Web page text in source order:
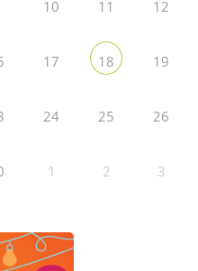
10 11 12
17 18 19
24 25 26
1 2 3